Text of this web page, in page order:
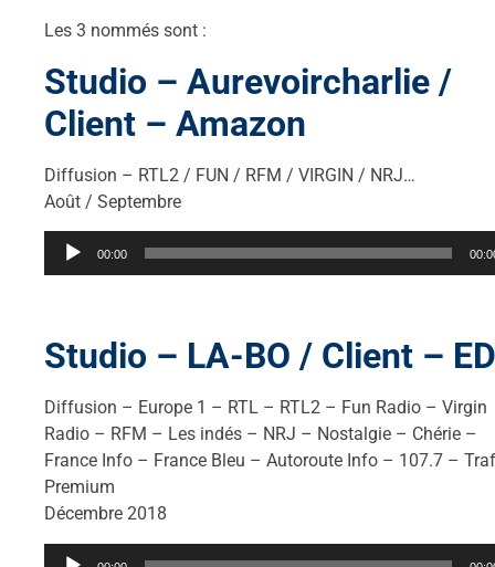
Les 3 nommés sont :
Studio – Aurevoircharlie /
Client – Amazon
Diffusion – RTL2 / FUN / RFM / VIRGIN / NRJ…
Août / Septembre
Lecteur
00:00
Studio – LA-BO / Client –
Diffusion – Europe 1 – RTL – RTL2 – Fun Radio – Virgin
Radio – RFM – Les indés – NRJ – Nostalgie – Chérie –
France Info – France Bleu – Autoroute Info – 107.7 –
Premium
Décembre 2018
Lecteur